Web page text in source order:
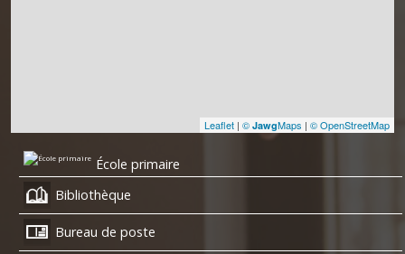
Leaflet | © JawgMaps | © OpenStreetMap
École primaire
Bibliothèque
Bureau de poste